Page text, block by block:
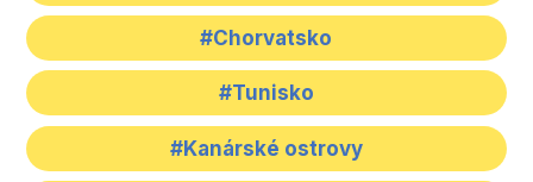
#Chorvatsko
#Tunisko
#Kanárské ostrovy